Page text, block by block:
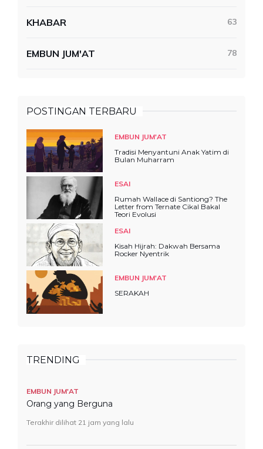
KHABAR 63
EMBUN JUM'AT 78
POSTINGAN TERBARU
EMBUN JUM'AT
Tradisi Menyantuni Anak Yatim di
Bulan Muharram
ESAI
Rumah Wallace di Santiong? The
Letter from Ternate Cikal Bakal
Teori Evolusi
ESAI
Kisah Hijrah: Dakwah Bersama
Rocker Nyentrik
EMBUN JUM'AT
SERAKAH
TRENDING
EMBUN JUM'AT
Orang yang Berguna
Terakhir dilihat 21 jam yang lalu